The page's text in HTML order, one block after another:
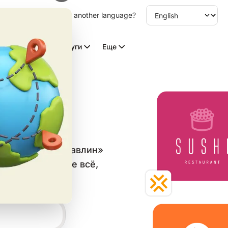
language. Choose another language?
Видео с ИИ Услуги Еще
с
категории «Павлин»
и скачайте всё,
сетей.